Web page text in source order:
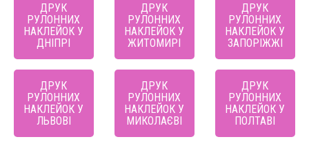
ДРУК
РУЛОННИХ
НАКЛЕЙОК У
ДНІПРІ
ДРУК
РУЛОННИХ
НАКЛЕЙОК У
ЖИТОМИРІ
ДРУК
РУЛОННИХ
НАКЛЕЙОК У
ЗАПОРІЖЖІ
ДРУК
РУЛОННИХ
НАКЛЕЙОК У
ЛЬВОВІ
ДРУК
РУЛОННИХ
НАКЛЕЙОК У
МИКОЛАЄВІ
ДРУК
РУЛОННИХ
НАКЛЕЙОК У
ПОЛТАВІ